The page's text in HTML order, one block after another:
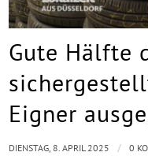
Gute Hälfte
Eigner
DIENSTAG, 8. APRIL 2025 / 0